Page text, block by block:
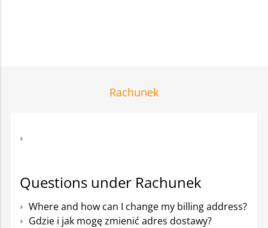
Rachunek
Questions under Rachunek
Where and how can I change my billing address?
Gdzie i jak mogę zmienić adres dostawy?